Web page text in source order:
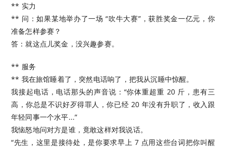
** 实力
** 问：如果某地举办了一场 “吹牛大赛”，获胜奖金一亿元，你
准备怎样参赛？
答：就这点儿奖金，没兴趣参赛。
** 服务
** 我在旅馆睡着了，突然电话响了，把我从沉睡中惊醒。
我接起电话，电话那头的声音说：“你体重超重 20 斤，患有三
高，你总是不识好歹得罪人，你已经 20 年没有升职了，收入跟
年轻同事一个水平...”
我恼怒地问对方是谁，竟敢这样对我说话。
“先生，这里是接待处，是你要求早上 7 点用这些台词把你叫醒